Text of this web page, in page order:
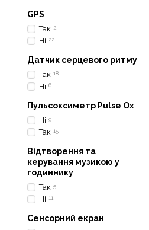
GPS
Так 2
Ні 22
Датчик серцевого ритму
Так 18
Ні 6
Пульсоксиметр Pulse Ox
Ні 9
Так 15
Відтворення та
керування музикою у
годиннику
Так 5
Ні 11
Сенсорний екран